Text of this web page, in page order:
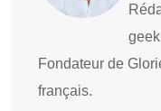
Fondateur de
français.